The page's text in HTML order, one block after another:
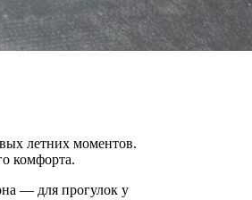
летних моментов.
комфорта.
— для прогулок у